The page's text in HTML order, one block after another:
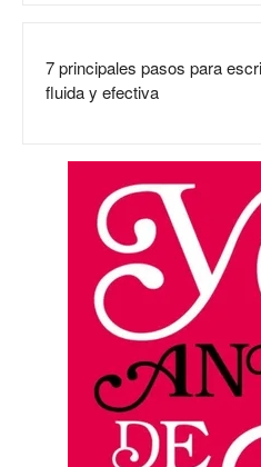
7 principales pasos para
fluida y efectiva